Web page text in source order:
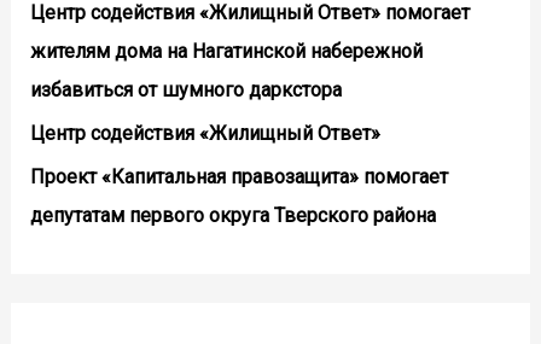
Центр содействия «Жилищный Ответ» помогает
жителям дома на Нагатинской набережной
избавиться от шумного даркстора
Центр содействия «Жилищный Ответ»
Проект «Капитальная правозащита» помогает
депутатам первого округа Тверского района